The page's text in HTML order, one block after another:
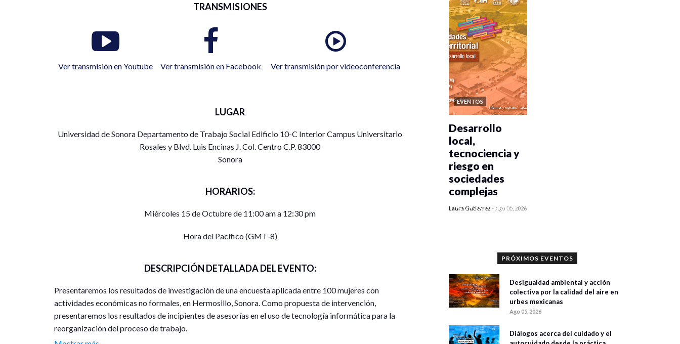
TRANSMISIONES
Ver transmisión en Youtube Ver transmisión en Facebook Ver transmisión por videoconferencia
LUGAR
Universidad de Sonora Departamento de Trabajo Social Edificio 10-C Interior Campus Universitario
Rosales y Blvd. Luis Encinas J. Col. Centro C.P. 83000
Sonora
HORARIOS:
Miércoles 15 de Octubre de 11:00 am a 12:30 pm
Hora del Pacífico (GMT-8)
DESCRIPCIÓN DETALLADA DEL EVENTO:
Presentaremos los resultados de investigación de una encuesta aplicada entre 100 mujeres con
actividades económicas no formales, en Hermosillo, Sonora. Como propuesta de intervención,
presentaremos los resultados de incipientes de asesorías en el uso de tecnología informática para la
reorganización del proceso de trabajo.
EVENTOS
0 veces compartido
Desarrollo
local,
tecnociencia y
riesgo en
sociedades
complejas
Laura Gutiérrez -Ago 05, 2026
PRÓXIMOS EVENTOS
Desigualdad ambiental y acción
colectiva por la calidad del aire en
urbes mexicanas
Ago 05, 2026
Diálogos acerca del cuidado y el